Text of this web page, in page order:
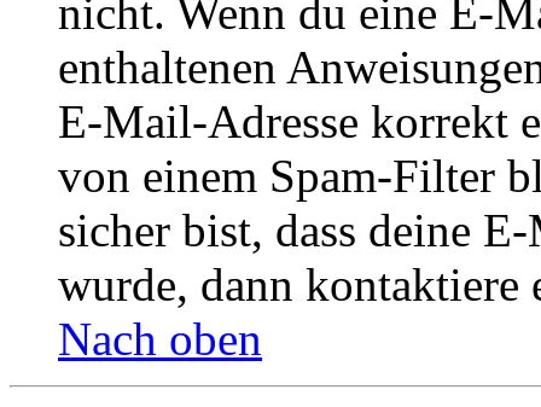
nicht. Wenn du eine E-
enthaltenen
E-Mail-Adresse korrekt
von einem Spam-Filter
sicher bist, dass deine
wurde, dann kontaktiere
Nach oben